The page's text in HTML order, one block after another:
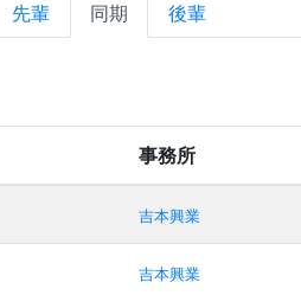
先輩 同期 後輩
事務所
吉本興業
吉本興業